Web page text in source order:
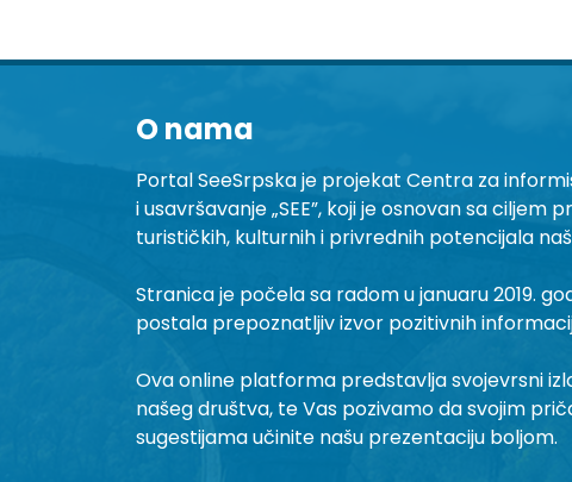
O nama
Portal SeeSrpska je projekat Centra za
i usavršavanje „SEE”, koji je osnovan sa ciljem
turističkih, kulturnih i privrednih potencijala
Stranica je počela sa radom u januaru 2019.
postala prepoznatljiv izvor pozitivnih
Ova online platforma predstavlja svojevrsni
našeg društva, te Vas pozivamo da svojim
sugestijama učinite našu prezentaciju boljom.